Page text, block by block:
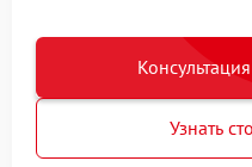
Узнать